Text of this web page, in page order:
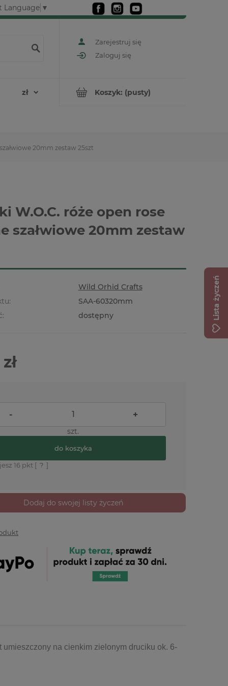
Language ▼
Zarejestruj się
Zaloguj się
Koszyk: (pusty)
20mm zestaw 25szt
W.O.C. róże open rose
szałwiowe 20mm zestaw
Wild Orhid Crafts
SAA-60320mm
dostępny
- +
szt.
do koszyka
16 pkt [ ? ]
Dodaj do swojej listy życzeń
na cienkim zielonym druciku ok. 6-
Lista życzeń